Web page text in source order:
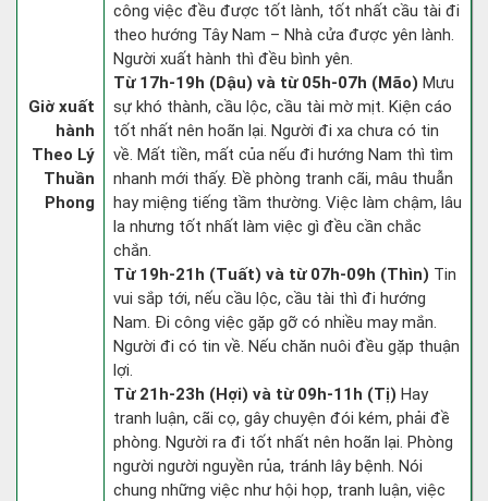
Giờ xuất
hành
Theo Lý
Thuần
Phong
công việc đều được tốt lành, tốt nhất cầu tài đi
theo hướng Tây Nam – Nhà cửa được yên lành.
Người xuất hành thì đều bình yên.
Từ 17h-19h (Dậu) và từ 05h-07h (Mão) Mưu
sự khó thành, cầu lộc, cầu tài mờ mịt. Kiện cáo
tốt nhất nên hoãn lại. Người đi xa chưa có tin
về. Mất tiền, mất của nếu đi hướng Nam thì tìm
nhanh mới thấy. Đề phòng tranh cãi, mâu thuẫn
hay miệng tiếng tầm thường. Việc làm chậm, lâu
la nhưng tốt nhất làm việc gì đều cần chắc
chắn.
Từ 19h-21h (Tuất) và từ 07h-09h (Thìn) Tin
vui sắp tới, nếu cầu lộc, cầu tài thì đi hướng
Nam. Đi công việc gặp gỡ có nhiều may mắn.
Người đi có tin về. Nếu chăn nuôi đều gặp thuận
lợi.
Từ 21h-23h (Hợi) và từ 09h-11h (Tị) Hay
tranh luận, cãi cọ, gây chuyện đói kém, phải đề
phòng. Người ra đi tốt nhất nên hoãn lại. Phòng
người người nguyền rủa, tránh lây bệnh. Nói
chung những việc như hội họp, tranh luận, việc